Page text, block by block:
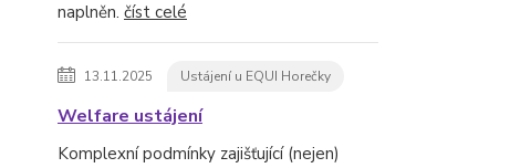
naplněn. číst celé
13.11.2025 Ustájení u EQUI Horečky
Welfare ustájení
Komplexní podmínky zajišťující (nejen)